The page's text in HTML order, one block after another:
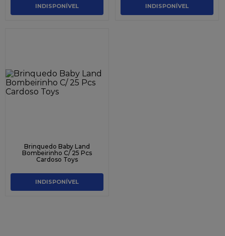
INDISPONÍVEL INDISPONÍVEL
Brinquedo Baby Land
Bombeirinho C/ 25 Pcs
Cardoso Toys
INDISPONÍVEL